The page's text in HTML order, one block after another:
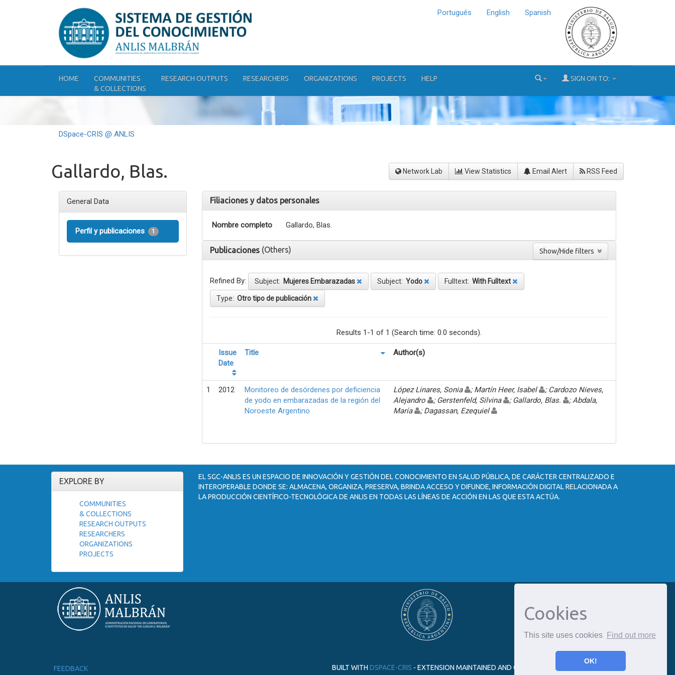
Cookies
This site uses cookies Find out more
OK!
Português English Spanish
HOME
COMMUNITIES
& COLLECTIONS
RESEARCH OUTPUTS RESEARCHERS ORGANIZATIONS PROJECTS HELP SIGN ON TO:
DSpace-CRIS @ ANLIS
Gallardo, Blas. Network Lab View Statistics Email Alert RSS Feed
General Data
Perfil y publicaciones 1
Filiaciones y datos personales
Nombre completo Gallardo, Blas.
Publicaciones (Others)
Refined By: Subject: Mujeres Embarazadas Subject: Yodo Fulltext: With Fulltext
Type: Otro tipo de publicación
Results 1-1 of 1 (Search time: 0.0 seconds).
Issue
Date
Title Author(s)
1 2012
Monitoreo de desórdenes por deficiencia
de yodo en embarazadas de la región del
Noroeste Argentino
López Linares, Sonia ; Martín Heer, Isabel
; Cardozo Nieves,
Alejandro
; Gerstenfeld, Silvina ; Gallardo, Blas.
; Abdala,
María
; Dagassan, Ezequiel
EXPLORE BY
COMMUNITIES
& COLLECTIONS
RESEARCH OUTPUTS
RESEARCHERS
ORGANIZATIONS
PROJECTS
EL SGC-ANLIS ES UN ESPACIO DE INNOVACIÓN Y GESTIÓN DEL CONOCIMIENTO EN SALUD PÚBLICA, DE CARÁCTER CENTRALIZADO E
INTEROPERABLE DONDE SE: ALMACENA, ORGANIZA, PRESERVA, BRINDA ACCESO Y DIFUNDE, INFORMACIÓN DIGITAL RELACIONADA A
LA PRODUCCIÓN CIENTÍFICO-TECNOLÓGICA DE ANLIS EN TODAS LAS LÍNEAS DE ACCIÓN EN LAS QUE ESTA ACTÚA.
FEEDBACK BUILT WITH DSPACE-CRIS - EXTENSION MAINTAINED AND OPTIMIZED BY